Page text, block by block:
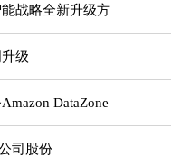
战略全新升级方
级
DataZone
司股份